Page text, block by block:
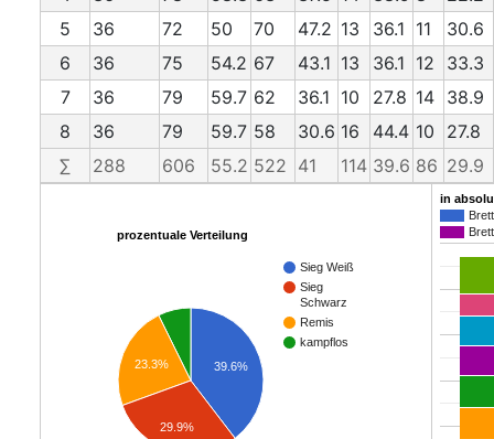
5
36 72 50 70 47.2 13 36.1 11
30.6
6
36 75 54.2 67 43.1 13 36.1 12
33.3
7
36 79 59.7 62 36.1 10 27.8 14
38.9
8
36 79 59.7 58 30.6 16 44.4 10
27.8
∑
288 606 55.2 522 41 114 39.6 86 29.9
prozentuale Verteilung
Sieg Weiß
Sieg
Schwarz
Remis
kampflos
39.6%
23.3%
29.9%
in